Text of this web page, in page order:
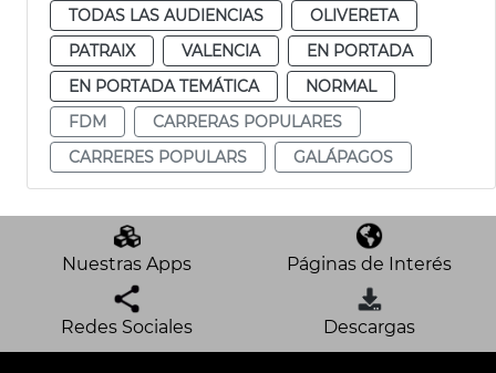
TODAS LAS AUDIENCIAS
OLIVERETA
PATRAIX
VALENCIA
EN PORTADA
EN PORTADA TEMÁTICA
NORMAL
FDM
CARRERAS POPULARES
CARRERES POPULARS
GALÁPAGOS
Nuestras Apps Páginas de Interés
Redes Sociales Descargas